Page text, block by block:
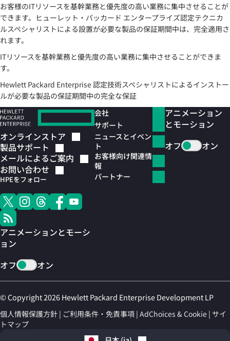
お客様のITリソースを基幹業務と優先度の高い業務に集中させることが
できます。ヒューレット・パッカード エンタープライズ認定テクニカ
ルスペシャリストによる設置が必要な製品の保証期間中は、完全適用さ
れます。
ITリソースを基幹業務と優先度の高い業務に集中させることができま
す。
Hewlett Packard Enterprise 認定技術スペシャリストによるインストー
ルが必要な製品の保証期間中の完全な保証
オンラインストア
製品サポート
メールによるご案内
お問い合わせ
HPEをフォロー
アニメーションとモーシ
ョン
オフ
オン
会社
サポート
ニュースとイベン
ト
お客様向け関連情
報
パートナー
アニメーション
とモーション
オフ
オン
© Copyright 2026 Hewlett Packard Enterprise Development LP
個人情報保護方針 ご利用条件・免責事項 AdChoices & Cookie サイ
トマップ